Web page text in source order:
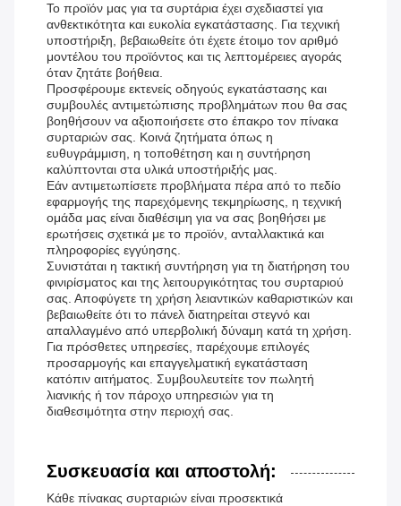
Το προϊόν μας για τα συρτάρια έχει σχεδιαστεί για
ανθεκτικότητα και ευκολία εγκατάστασης. Για τεχνική
υποστήριξη, βεβαιωθείτε ότι έχετε έτοιμο τον αριθμό
μοντέλου του προϊόντος και τις λεπτομέρειες αγοράς
όταν ζητάτε βοήθεια.
Προσφέρουμε εκτενείς οδηγούς εγκατάστασης και
συμβουλές αντιμετώπισης προβλημάτων που θα σας
βοηθήσουν να αξιοποιήσετε στο έπακρο τον πίνακα
συρταριών σας. Κοινά ζητήματα όπως η
ευθυγράμμιση, η τοποθέτηση και η συντήρηση
καλύπτονται στα υλικά υποστήριξής μας.
Εάν αντιμετωπίσετε προβλήματα πέρα ​​από το πεδίο
εφαρμογής της παρεχόμενης τεκμηρίωσης, η τεχνική
ομάδα μας είναι διαθέσιμη για να σας βοηθήσει με
ερωτήσεις σχετικά με το προϊόν, ανταλλακτικά και
πληροφορίες εγγύησης.
Συνιστάται η τακτική συντήρηση για τη διατήρηση του
φινιρίσματος και της λειτουργικότητας του συρταριού
σας. Αποφύγετε τη χρήση λειαντικών καθαριστικών και
βεβαιωθείτε ότι το πάνελ διατηρείται στεγνό και
απαλλαγμένο από υπερβολική δύναμη κατά τη χρήση.
Για πρόσθετες υπηρεσίες, παρέχουμε επιλογές
προσαρμογής και επαγγελματική εγκατάσταση
κατόπιν αιτήματος. Συμβουλευτείτε τον πωλητή
λιανικής ή τον πάροχο υπηρεσιών για τη
διαθεσιμότητα στην περιοχή σας.
Συσκευασία και αποστολή:
Κάθε πίνακας συρταριών είναι προσεκτικά